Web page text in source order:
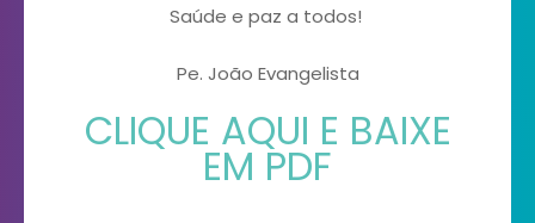
Saúde e paz a todos!
Pe. João Evangelista
CLIQUE AQUI E BAIXE
EM PDF